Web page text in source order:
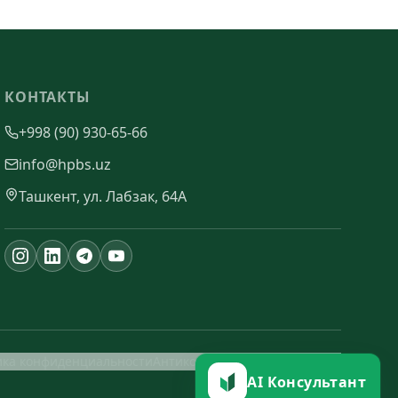
КОНТАКТЫ
+998 (90) 930-65-66
info@hpbs.uz
Ташкент, ул. Лабзак, 64А
Антикоррупционная политика
AI Консультант